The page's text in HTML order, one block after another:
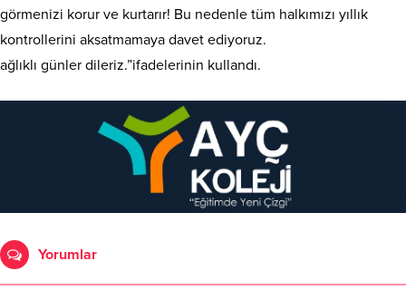
görmenizi korur ve kurtarır! Bu nedenle tüm halkımızı yıllık
kontrollerini aksatmamaya davet ediyoruz.
ağlıklı günler dileriz.”ifadelerinin kullandı.
Yorumlar